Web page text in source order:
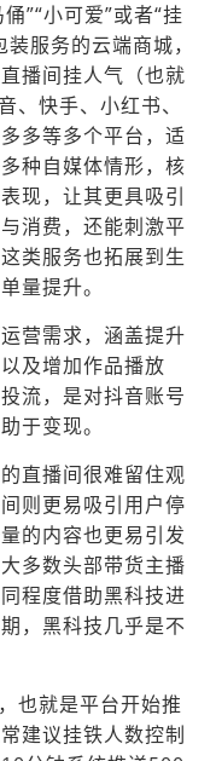
”“小可爱”或者“挂
服务的云端商城，
播间挂人气（也就
、快手、小红书、
多等多个平台，适
种自媒体情形，核
现，让其更具吸引
消费，还能刺激平
类服务也拓展到生
量提升。
营需求，涵盖提升
及增加作品播放
流，是对抖音账号
于变现。
直播间很难留住观
则更易吸引用户停
的内容也更易引发
多数头部带货主播
程度借助黑科技进
，黑科技几乎是不
也就是平台开始推
建议挂铁人数控制